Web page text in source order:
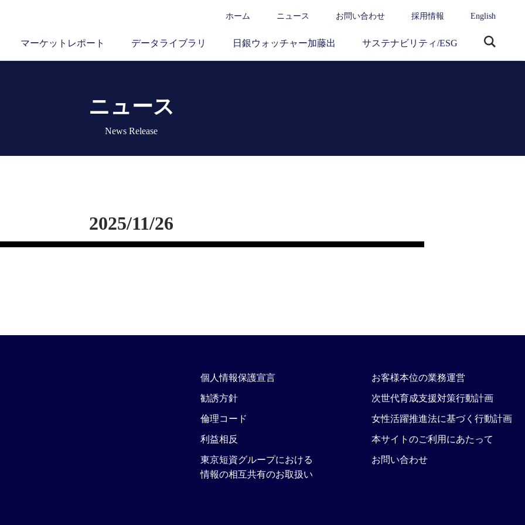
ホーム ニュース お問い合わせ 採用情報 English
マーケットレポート データライブラリ 日銀ウォッチャー加藤出 サステナビリティ/ESG
ニュース
News Release
2025/11/26
個人情報保護宣言
勧誘方針
倫理コード
利益相反
東京短資グループにおける
情報の相互共有のお取扱い
お客様本位の業務運営
次世代育成支援対策行動計画
女性活躍推進法に基づく行動計画
本サイトのご利用にあたって
お問い合わせ